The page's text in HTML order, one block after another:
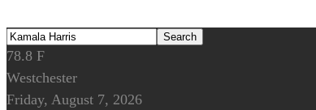
78.8 F
Westchester
Friday, August 7, 2026